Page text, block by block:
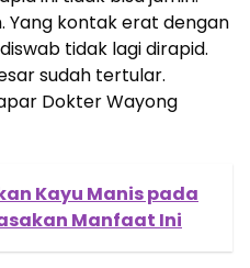
Yang kontak erat dengan
tidak lagi dirapid.
sudah tertular.
Dokter Wayong
Kayu Manis pada
Manfaat Ini